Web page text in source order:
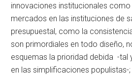
innovaciones institucionales
mercados en las instituciones de
presupuestal, como la
son primordiales en todo diseño,
esquemas la prioridad debida -tal
en las simplificaciones